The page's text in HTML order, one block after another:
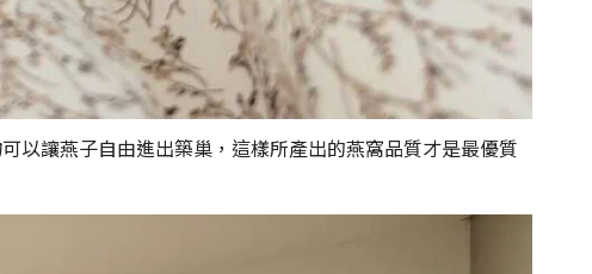
以讓燕子自由進出築巢，這樣所產出的燕窩品質才是最優質